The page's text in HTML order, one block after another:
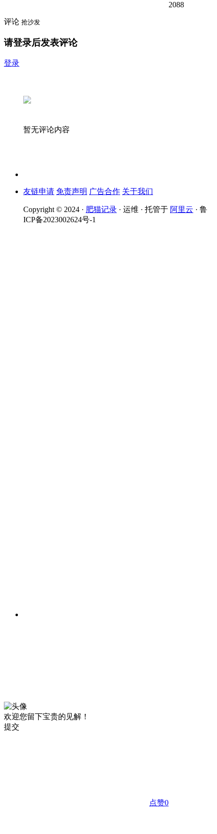
2088
评论 抢沙发
请登录后发表评论
登录
暂无评论内容
友链申请 免责声明 广告合作 关于我们
Copyright © 2024 · 肥猫记录 · 运维 · 托管于 阿里云 · 鲁
ICP备2023002624号-1
欢迎您留下宝贵的见解！
提交
点赞0